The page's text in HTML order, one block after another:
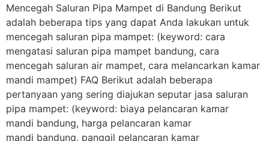
Mencegah Saluran Pipa Mampet di Bandung Berikut
adalah beberapa tips yang dapat Anda lakukan untuk
mencegah saluran pipa mampet: (keyword: cara
mengatasi saluran pipa mampet bandung, cara
mencegah saluran air mampet, cara melancarkan kamar
mandi mampet) FAQ Berikut adalah beberapa
pertanyaan yang sering diajukan seputar jasa saluran
pipa mampet: (keyword: biaya pelancaran kamar
mandi bandung, harga pelancaran kamar
mandi bandung, panggil pelancaran kamar